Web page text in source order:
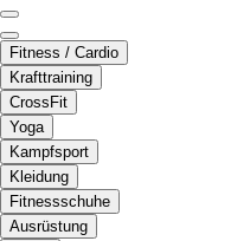
Fitness / Cardio
Krafttraining
CrossFit
Yoga
Kampfsport
Kleidung
Fitnessschuhe
Ausrüstung